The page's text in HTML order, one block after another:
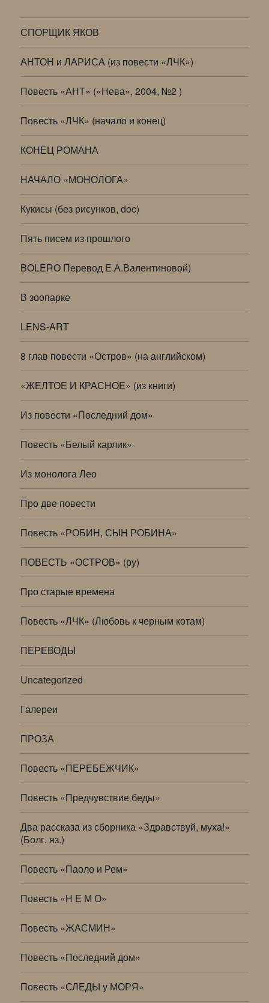
СПОРЩИК ЯКОВ
АНТОН и ЛАРИСА (из повести «ЛЧК»)
Повесть «АНТ» («Нева», 2004, №2 )
Повесть «ЛЧК» (начало и конец)
КОНЕЦ РОМАНА
НАЧАЛО «МОНОЛОГА»
Кукисы (без рисунков, doc)
Пять писем из прошлого
BOLERO Перевод Е.А.Валентиновой)
В зоопарке
LENS-ART
8 глав повести «Остров» (на английском)
«ЖЕЛТОЕ И КРАСНОЕ» (из книги)
Из повести «Последний дом»
Повесть «Белый карлик»
Из монолога Лео
Про две повести
Повесть «РОБИН, СЫН РОБИНА»
ПОВЕСТЬ «ОСТРОВ» (ру)
Про старые времена
Повесть «ЛЧК» (Любовь к черным котам)
ПЕРЕВОДЫ
Uncategorized
Галереи
ПРОЗА
Повесть «ПЕРЕБЕЖЧИК»
Повесть «Предчувствие беды»
Два рассказа из сборника «Здравствуй, муха!»
(Болг. яз.)
Повесть «Паоло и Рем»
Повесть «Н Е М О»
Повесть «ЖАСМИН»
Повесть «Последний дом»
Повесть «СЛЕДЫ у МОРЯ»